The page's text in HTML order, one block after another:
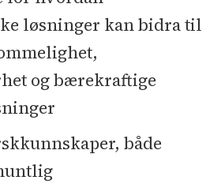
løsninger kan bidra til
og bærekraftige
både